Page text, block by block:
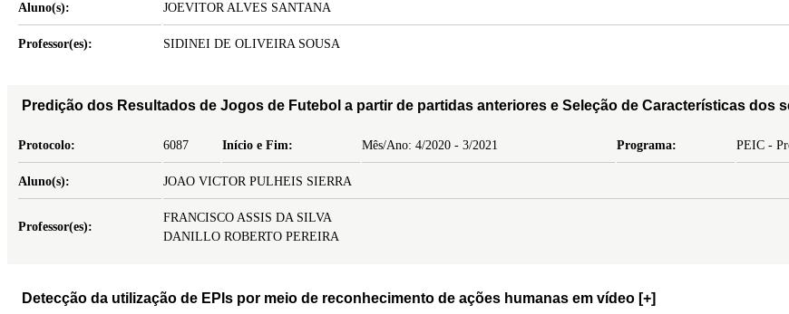
Aluno(s): JOEVITOR ALVES SANTANA
Professor(es): SIDINEI DE OLIVEIRA SOUSA
Predição dos Resultados de Jogos de Futebol a partir de partidas anteriores e Seleção de Características dos
Protocolo: 6087 Início e Fim: Mês/Ano: 4/2020 - 3/2021 Programa: PEIC -
Aluno(s): JOAO VICTOR PULHEIS SIERRA
Professor(es):
FRANCISCO ASSIS DA SILVA
DANILLO ROBERTO PEREIRA
Detecção da utilização de EPIs por meio de reconhecimento de ações humanas em vídeo [+]